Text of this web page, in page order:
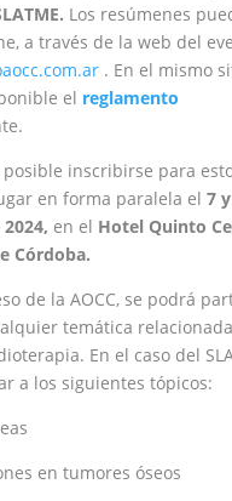
Los resúmenes
a través de la web del
. En el mismo
el reglamento
posible inscribirse para
en forma paralela el 7
en el Hotel Quinto
Córdoba.
de la AOCC, se podrá
temática
En el caso del
a los siguientes tópicos:
en tumores óseos